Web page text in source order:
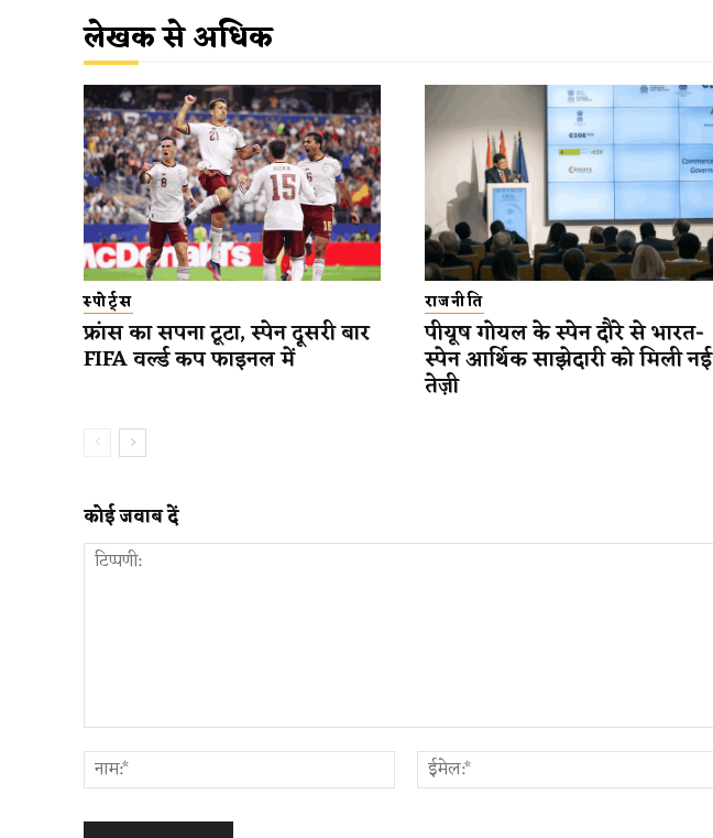
लेखक से अधिक
स्पोर्ट्स
फ्रांस का सपना टूटा, स्पेन दूसरी बार
FIFA वर्ल्ड कप फाइनल में
राजनीति
पीयूष गोयल के स्पेन दौरे से भारत-
स्पेन आर्थिक साझेदारी को मिली नई
तेज़ी
कोई जवाब दें
नाम:*